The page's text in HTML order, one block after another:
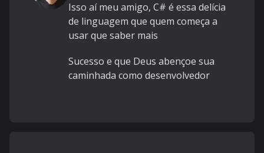
Isso aí meu amigo, C# é essa delícia
de linguagem que quem começa a
usar que saber mais
Sucesso e que Deus abençoe sua
caminhada como desenvolvedor